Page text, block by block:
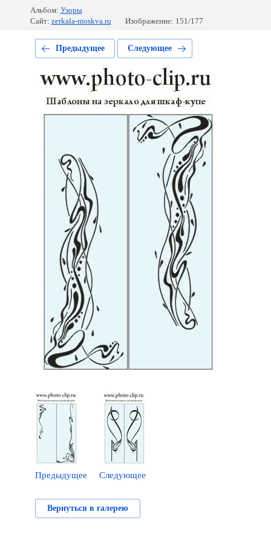
Альбом: Узоры
Сайт: zerkala-moskva.ru Изображение: 151/177
Предыдущее Следующее
Предыдущее Следующее
Вернуться в галерею